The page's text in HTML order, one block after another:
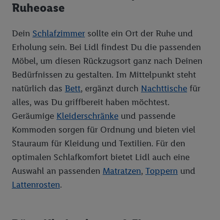
Ruheoase
Dein Schlafzimmer sollte ein Ort der Ruhe und
Erholung sein. Bei Lidl findest Du die passenden
Möbel, um diesen Rückzugsort ganz nach Deinen
Bedürfnissen zu gestalten. Im Mittelpunkt steht
natürlich das Bett, ergänzt durch Nachttische für
alles, was Du griffbereit haben möchtest.
Geräumige Kleiderschränke und passende
Kommoden sorgen für Ordnung und bieten viel
Stauraum für Kleidung und Textilien. Für den
optimalen Schlafkomfort bietet Lidl auch eine
Auswahl an passenden Matratzen, Toppern und
Lattenrosten.
die sogleich beschriebene Utiq-Kennung verwenden können,
Ihnen personalisierte Werbung auszuspielen. Hierzu wird von
uns und einem der anderen oben genannten Partner auch Ihre
in einen Hashwert umgewandelte E-Mail-Adresse in
gemeinsamer Verantwortlichkeit verarbeitet.
Zudem erlauben Sie uns, der Utiq SA/NV („Utiq“) und
IhremTelekommunikationsnetzbetreiber , die Utiq-Technologie
in den Lidl-Diensten einzusetzen. Utiq prüft zunächst anhand
Ihrer IP-Adresse, ob die Technologie für Sie verfügbar ist.
Wenn das der Fall ist, gibt Utiq Ihre IP-Adresse an Ihren
Netzbetreiber weiter, der anhand der IP-Adresse und einer
Kundenkonto-Referenz, wie z.B. Ihrer Mobilfunknummer, eine
Kennung für Utiq erstellt. Wir werden diese Kennung
verwenden, um Sie wiederzuerkennen und Erkenntnisse über
Ihr Nutzungsverhalten in den Lidl-Diensten zu erfassen.